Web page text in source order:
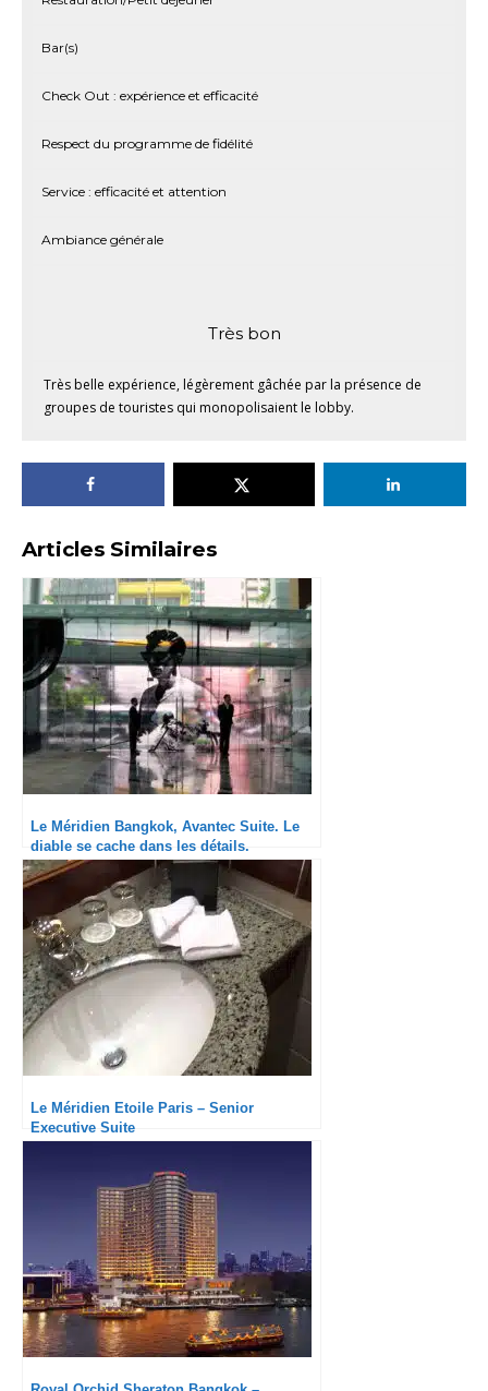
Bar(s)
Check Out : expérience et efficacité
Respect du programme de fidélité
Service : efficacité et attention
Ambiance générale
Très bon
Très belle expérience, légèrement gâchée par la présence de
groupes de touristes qui monopolisaient le lobby.
Articles Similaires
Le Méridien Bangkok, Avantec Suite. Le
diable se cache dans les détails.
Le Méridien Etoile Paris – Senior
Executive Suite